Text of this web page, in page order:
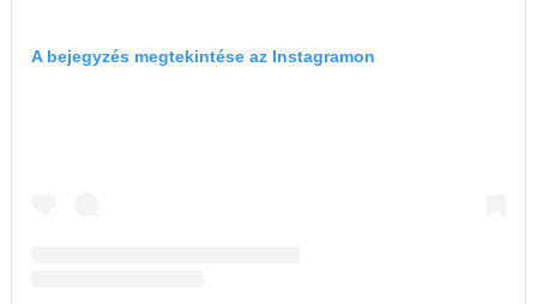
A bejegyzés megtekintése az Instagramon